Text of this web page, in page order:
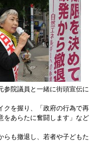
院議員と一緒に街頭宣伝に
を握り、「政府の行為で再
をあらたに奮闘します」など
も撤退し、若者や子どもた